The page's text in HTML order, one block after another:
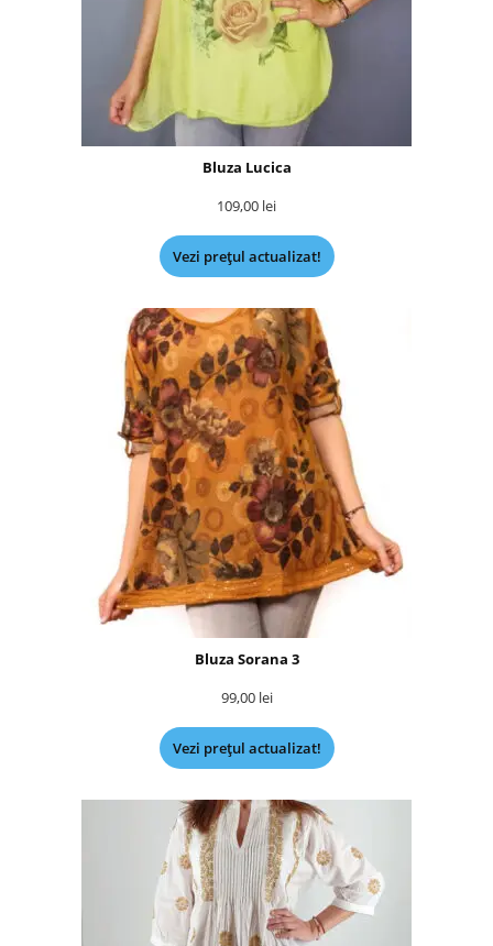
Bluza Lucica
109,00 lei
Vezi prețul actualizat!
Bluza Sorana 3
99,00 lei
Vezi prețul actualizat!